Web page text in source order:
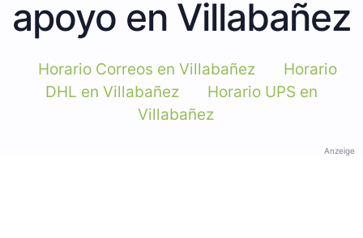
apoyo en Villabañez
Horario Correos en Villabañez
Horario
DHL en Villabañez
Horario UPS en
Villabañez
Anzeige